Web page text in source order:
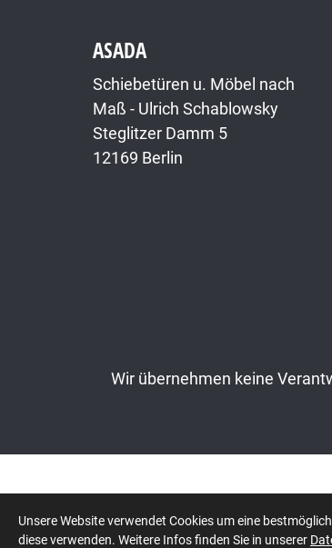
ASADA
Schiebetüren u. Möbel nach
Maß - Ulrich Schablowsky
Steglitzer Damm 5
12169 Berlin
Wir übernehmen keine
© 2026 ASADA
Unsere Website verwendet Cookies um eine
diese verwenden. Weitere Infos finden Sie in unserer